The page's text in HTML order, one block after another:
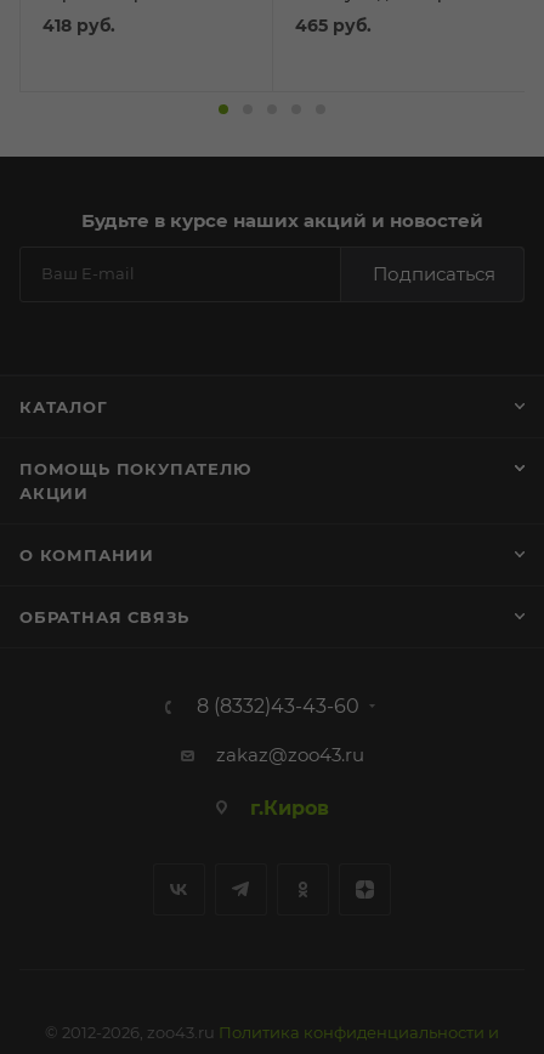
250мл
418 руб.
средней длины 100 мл
465 руб.
Будьте в курсе наших акций и новостей
Подписаться
КАТАЛОГ
ПОМОЩЬ ПОКУПАТЕЛЮ
АКЦИИ
О КОМПАНИИ
ОБРАТНАЯ СВЯЗЬ
8 (8332)43-43-60
zakaz@zoo43.ru
г.Киров
© 2012-2026, zoo43.ru Политика конфиденциальности и